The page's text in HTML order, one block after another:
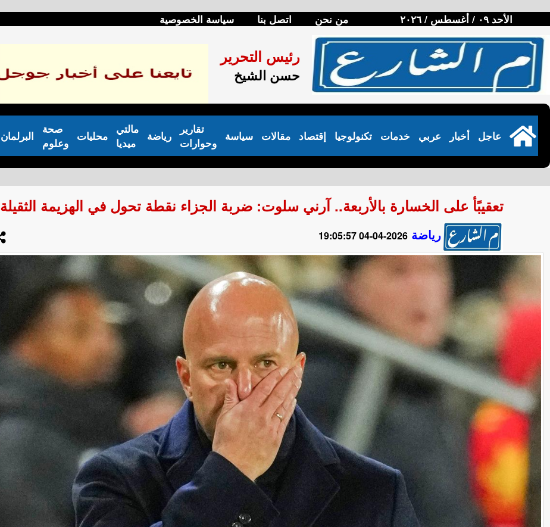
الأحد ٠٩ / أغسطس / ٢٠٢٦ من نحن اتصل بنا سياسة الخصوصية
رئيس التحرير
حسن الشيخ
البرلمان
صحة
وعلوم
محليات
مالتي
ميديا
رياضة
تقارير
وحوارات
سياسة مقالات إقتصاد تكنولوجيا خدمات عربي أخبار عاجل
تعقيبًأ على الخسارة بالأربعة.. آرني سلوت: ضربة الجزاء نقطة تحول في الهزيمة الثقيلة
رياضة 2026-04-04 19:05:57